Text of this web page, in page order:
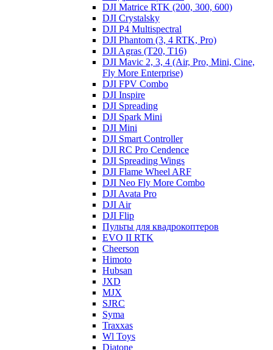
DJI Matrice RTK (200, 300, 600)
DJI Crystalsky
DJI P4 Multispectral
DJI Phantom (3, 4 RTK, Pro)
DJI Agras (T20, T16)
DJI Mavic 2, 3, 4 (Air, Pro, Mini, Cine,
Fly More Enterprise)
DJI FPV Combo
DJI Inspire
DJI Spreading
DJI Spark Mini
DJI Mini
DJI Smart Controller
DJI RC Pro Cendence
DJI Spreading Wings
DJI Flame Wheel ARF
DJI Neo Fly More Combo
DJI Avata Pro
DJI Air
DJI Flip
Пульты для квадрокоптеров
EVO II RTK
Cheerson
Himoto
Hubsan
JXD
MJX
SJRC
Syma
Traxxas
Wl Toys
Diatone